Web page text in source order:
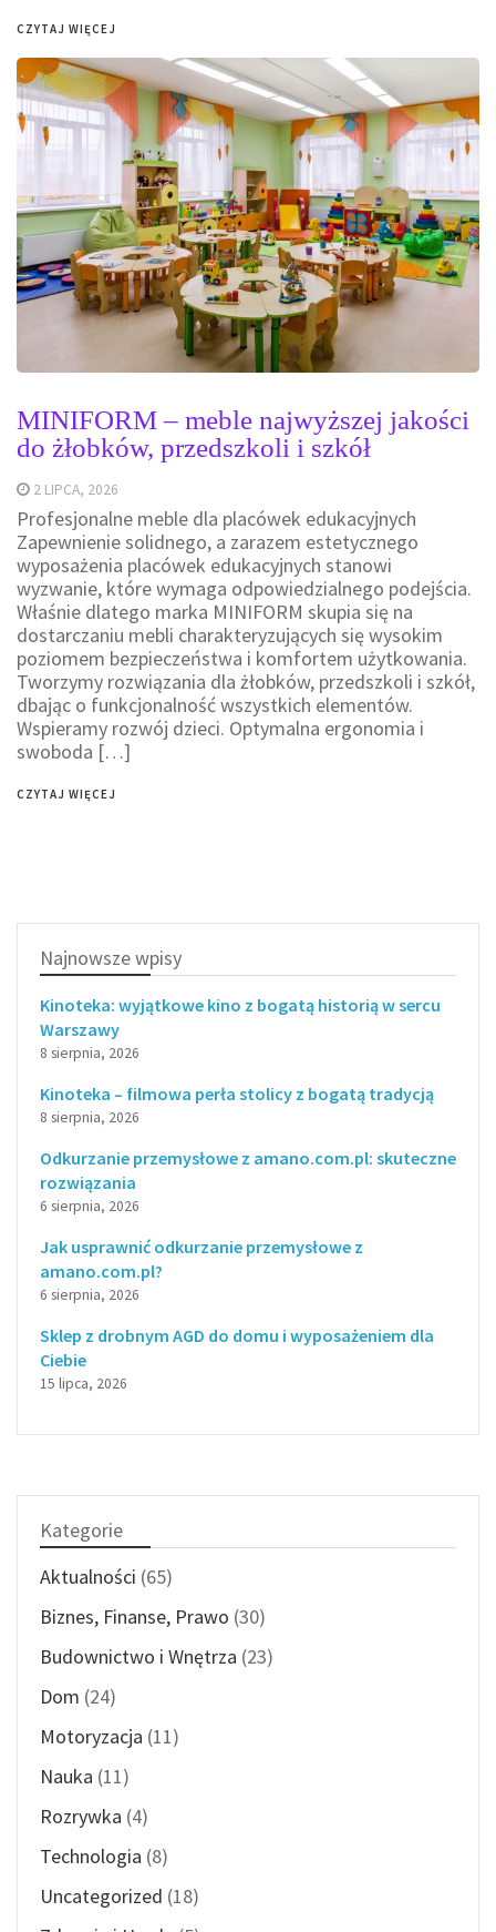
CZYTAJ WIĘCEJ
MINIFORM – meble najwyższej jakości
do żłobków, przedszkoli i szkół
2 LIPCA, 2026
Profesjonalne meble dla placówek edukacyjnych
Zapewnienie solidnego, a zarazem estetycznego
wyposażenia placówek edukacyjnych stanowi
wyzwanie, które wymaga odpowiedzialnego podejścia.
Właśnie dlatego marka MINIFORM skupia się na
dostarczaniu mebli charakteryzujących się wysokim
poziomem bezpieczeństwa i komfortem użytkowania.
Tworzymy rozwiązania dla żłobków, przedszkoli i szkół,
dbając o funkcjonalność wszystkich elementów.
Wspieramy rozwój dzieci. Optymalna ergonomia i
swoboda […]
CZYTAJ WIĘCEJ
Najnowsze wpisy
Kinoteka: wyjątkowe kino z bogatą historią w sercu
Warszawy
8 sierpnia, 2026
Kinoteka – filmowa perła stolicy z bogatą tradycją
8 sierpnia, 2026
Odkurzanie przemysłowe z amano.com.pl: skuteczne
rozwiązania
6 sierpnia, 2026
Jak usprawnić odkurzanie przemysłowe z
amano.com.pl?
6 sierpnia, 2026
Sklep z drobnym AGD do domu i wyposażeniem dla
Ciebie
15 lipca, 2026
Kategorie
Aktualności (65)
Biznes, Finanse, Prawo (30)
Budownictwo i Wnętrza (23)
Dom (24)
Motoryzacja (11)
Nauka (11)
Rozrywka (4)
Technologia (8)
Uncategorized (18)